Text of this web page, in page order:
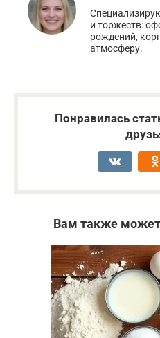
и торжеств:
рождений,
атмосферу.
Понравилась
Вам также